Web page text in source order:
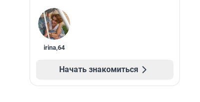
irina,64
Начать знакомиться